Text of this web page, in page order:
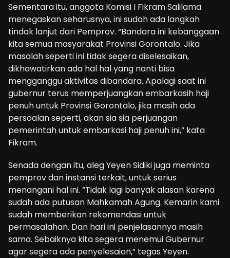
Sementara itu, anggota Komisi I Fikram Salilama
menegaskan seharusnya, ini sudah ada langkah
tindak lanjut dari Pemprov. “Bandara ini kebanggaan
kita semua masyarakat Provinsi Gorontalo. Jika
masalah seperti ini tidak segera diselesaikan,
dikhawatirkan ada hal hal yang nanti bisa
mengganggu aktivitas dibandara. Apalagi saat ini
gubernur terus memperjuangkan embarkasih haji
penuh untuk Provinsi Gorontalo, jika masih ada
persoalan seperti, akan sia sia perjuangan
pemerintah untuk embarkasi haji penuh ini,” kata
Fikram.
Senada dengan itu, aleg Yeyen Sidiki juga meminta
pemprov dan instansi terkait, untuk serius
menangani hal ini. “Tidak lagi banyak alasan karena
sudah ada putusan Mahkamah Agung. Kemarin kami
sudah memberikan rekomendasi untuk
permasalahan. Dan hari ini penjelasannya masih
sama. Sebaiknya kita segera menemui Gubernur
agar segera ada penyelesaian,” tegas Yeyen.